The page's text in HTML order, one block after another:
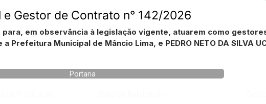
Gestor de Contrato n° 142/2026
em observância à legislação vigente, atuarem como
Prefeitura Municipal de Mâncio Lima, e PEDRO NETO DA SILVA
Portaria